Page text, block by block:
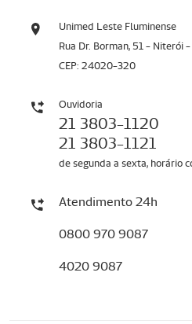
Unimed Leste Fluminense
Rua Dr. Borman, 51 - Niterói -
CEP: 24020-320
Ouvidoria
21 3803-1120
21 3803-1121
de segunda a sexta, horário
Atendimento 24h
0800 970 9087
4020 9087